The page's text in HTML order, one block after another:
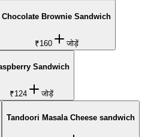
Chocolate Brownie Sandwich
₹160 जोड़ें
Sandwich
₹124 जोड़ें
Tandoori Masala Cheese sandwich